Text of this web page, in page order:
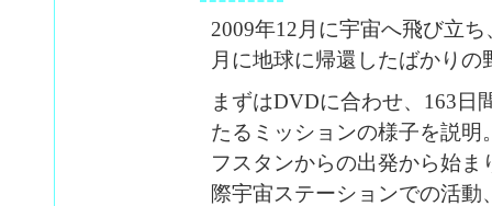
2009年12月に宇宙へ飛び立
月に地球に帰還したばかり
まずはDVDに合わせ、163日
たるミッションの様子を説明
フスタンからの出発から始ま
際宇宙ステーションでの活動